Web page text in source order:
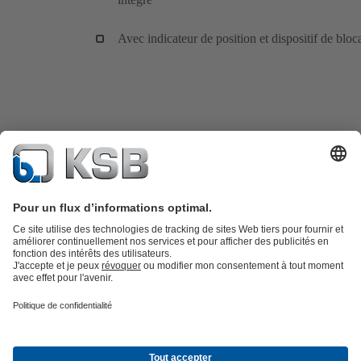
Avec indicateur de position et dispositif de
service : service premium pour les pompes et les robinets